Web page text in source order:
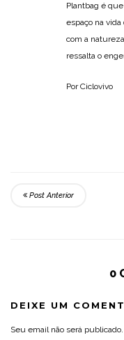
Plantbag é
espaço na
com a
ressalta o
Por Ciclovivo
Post Anterior
0
DEIXE UM
Seu email não será publicado.